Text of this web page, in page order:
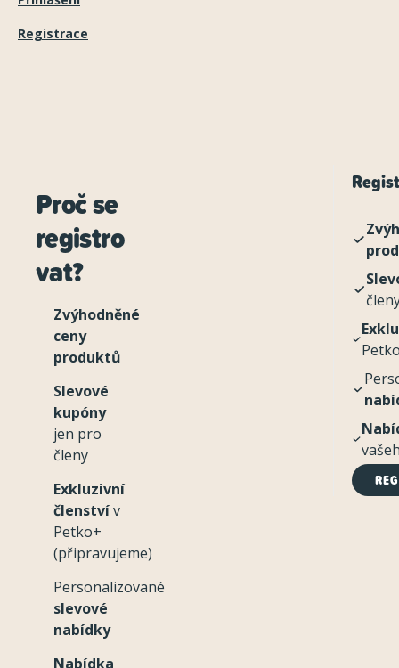
Registrace
Proč se
registro
vat?
Zvýhodněné
ceny
produktů
Slevové
kupóny
jen pro
členy
Exkluzivní
členstvív
Petko+
(připravujeme)
Personalizované
slevové
nabídky
Nabídka